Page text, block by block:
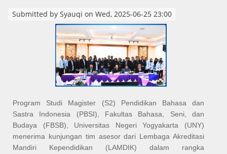
Submitted by Syauqi on Wed, 2025-06-25 23:00
Program Studi Magister (S2) Pendidikan Bahasa dan
Sastra Indonesia (PBSI), Fakultas Bahasa, Seni, dan
Budaya (FBSB), Universitas Negeri Yogyakarta (UNY)
menerima kunjungan tim asesor dari Lembaga Akreditasi
Mandiri Kependidikan (LAMDIK) dalam rangka